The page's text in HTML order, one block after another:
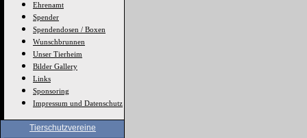
Ehrenamt
Spender
Spendendosen / Boxen
Wunschbrunnen
Unser Tierheim
Bilder Gallery
Links
Sponsoring
Impressum und Datenschutz
Tierschutzvereine